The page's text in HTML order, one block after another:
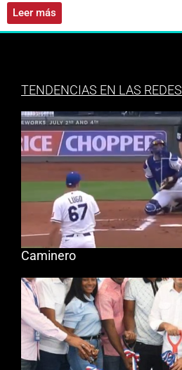
Leer más
TENDENCIAS EN LAS REDES
Caminero